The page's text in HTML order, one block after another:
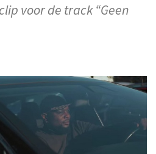
voor de track “Geen